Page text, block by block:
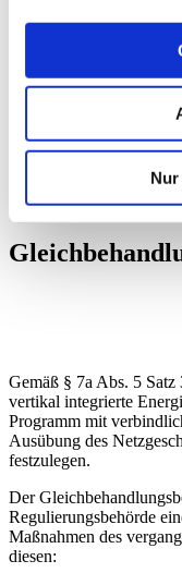
Gleichbehandlung
Gemäß § 7a Abs. 5
vertikal integrierte
Programm mit
Ausübung des
festzulegen.
Der
Regulierungsbehörde
Maßnahmen des
diesen: